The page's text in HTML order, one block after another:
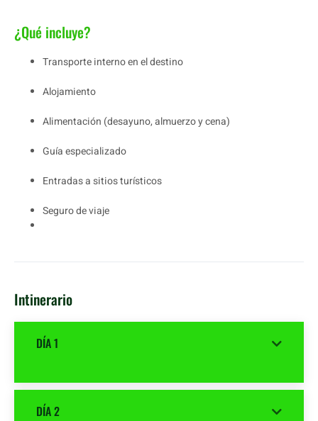
¿Qué incluye?
Transporte interno en el destino
Alojamiento
Alimentación (desayuno, almuerzo y cena)
Guía especializado
Entradas a sitios turísticos
Seguro de viaje
Intinerario
DÍA 1
DÍA 2